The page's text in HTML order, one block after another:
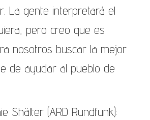
La gente interpretará el
pero creo que es
nosotros buscar la mejor
de ayudar al pueblo de
Shälter (ARD Rundfunk):